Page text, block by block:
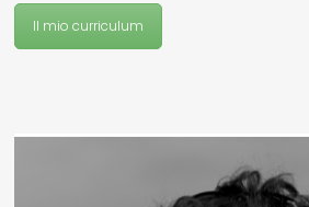
Il mio curriculum